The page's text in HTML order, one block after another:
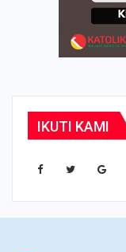
IKUTI KAMI